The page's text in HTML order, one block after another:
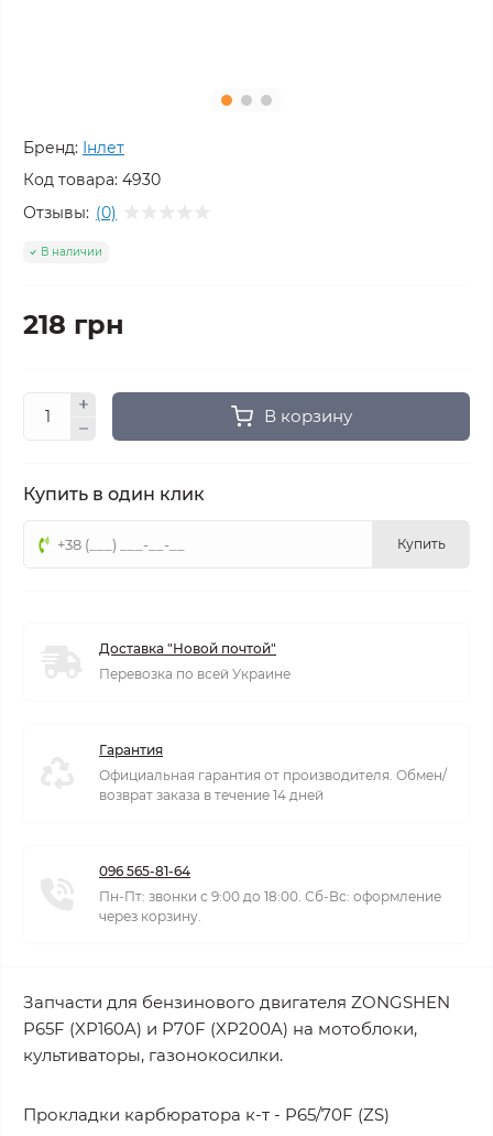
Бренд: Інлет
Код товара: 4930
Отзывы: (0)
В наличии
218 грн
В корзину
Купить в один клик
Купить
Доставка "Новой почтой"
Перевозка по всей Украине
Гарантия
Официальная гарантия от производителя. Обмен/
возврат заказа в течение 14 дней
096 565-81-64
Пн-Пт: звонки с 9:00 до 18:00. Сб-Вс: оформление
через корзину.
Запчасти для бензинового двигателя ZONGSHEN
P65F (XP160A) и P70F (XP200A) на мотоблоки,
культиваторы, газонокосилки.
Прокладки карбюратора к-т - P65/70F (ZS)